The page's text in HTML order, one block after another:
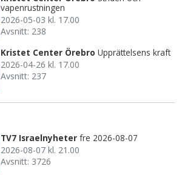
vapenrustningen
2026-05-03 kl. 17.00
Avsnitt: 238
Kristet Center Örebro Upprättelsens kraft
2026-04-26 kl. 17.00
Avsnitt: 237
TV7 Israelnyheter fre 2026-08-07
2026-08-07 kl. 21.00
Avsnitt: 3726